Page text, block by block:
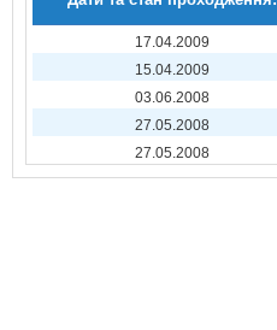
17.04.2009
15.04.2009
03.06.2008
27.05.2008
27.05.2008